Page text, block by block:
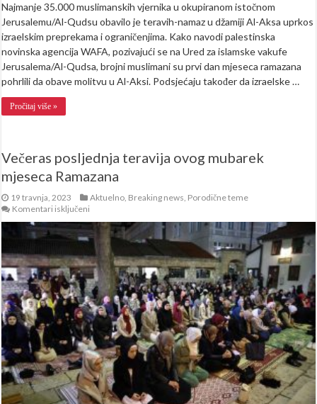
Najmanje 35.000 muslimanskih vjernika u okupiranom istočnom
Jerusalemu/Al-Qudsu obavilo je teravih-namaz u džamiji Al-Aksa uprkos
izraelskim preprekama i ograničenjima. Kako navodi palestinska
novinska agencija WAFA, pozivajući se na Ured za islamske vakufe
Jerusalema/Al-Qudsa, brojni muslimani su prvi dan mjeseca ramazana
pohrlili da obave molitvu u Al-Aksi. Podsjećaju također da izraelske …
Pročitaj više »
Večeras posljednja teravija ovog mubarek
mjeseca Ramazana
19 travnja, 2023 Aktuelno Breaking news Porodične teme
Komentari isključeni
posljednja
teravija
ovog
mubarek
mjeseca
Ramazana